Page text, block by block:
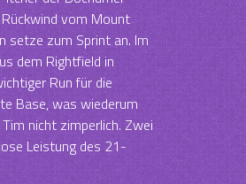
vom Mount
setze zum Sprint an. Im
dem Rightfield in
Run für die
Base, was wiederum
nicht zimperlich. Zwei
Leistung des 21-